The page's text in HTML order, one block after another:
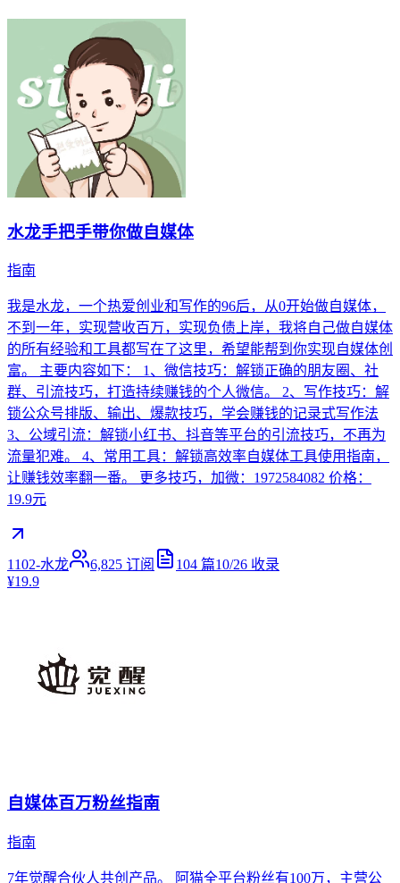
水龙手把手带你做自媒体
指南
我是水龙，一个热爱创业和写作的96后，从0开始做自媒体，
不到一年，实现营收百万，实现负债上岸，我将自己做自媒体
的所有经验和工具都写在了这里，希望能帮到你实现自媒体创
富。 主要内容如下： 1、微信技巧：解锁正确的朋友圈、社
群、引流技巧，打造持续赚钱的个人微信。 2、写作技巧：解
锁公众号排版、输出、爆款技巧，学会赚钱的记录式写作法
3、公域引流：解锁小红书、抖音等平台的引流技巧，不再为
流量犯难。 4、常用工具：解锁高效率自媒体工具使用指南，
让赚钱效率翻一番。 更多技巧，加微：1972584082 价格：
19.9元
1102-水龙 6,825 订阅 104 篇10/26 收录
¥19.9
自媒体百万粉丝指南
指南
7年觉醒合伙人共创产品。 阿猫全平台粉丝有100万，主营公